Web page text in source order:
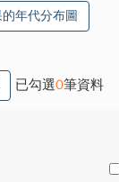
年代分布圖
已勾選0筆資料